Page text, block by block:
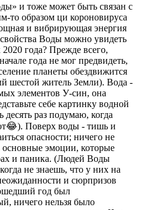
и тоже может быть связан с
то образом ци короновируса
и вибрирующая энергия
Воды можно увидеть
года? Прежде всего,
года не мог предвидеть,
планеты обездвижится
шестой житель Земли). Вода -
элементов У-син, она
себе картинку водной
десять раз подумаю, когда
Поверх воды - тишь и
опасности; ничего не
эмоции, которые
и паника. (Людей Воды
не знаешь, что у них на
и сюрпризов
год был
ничего нельзя было